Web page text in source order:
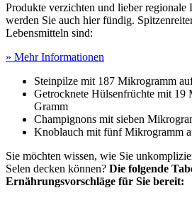
Produkte verzichten und lieber regionale
werden Sie auch hier fündig.
Lebensmitteln sind:
» Mehr Informationen
Steinpilze mit 187 Mikrogramm
Getrocknete Hülsenfrüchte mit 19
Gramm
Champignons mit sieben
Knoblauch mit fünf Mikrogramm
Sie möchten wissen, wie Sie
Selen decken können? Die folgende
Ernährungsvorschläge für Sie bereit: